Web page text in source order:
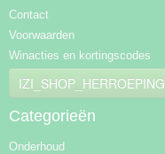
Contact
Voorwaarden
Winacties en kortingscodes
IZI_SHOP_HERROEPING
Categorieën
Onderhoud